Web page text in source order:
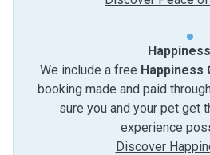
Happiness
We include a free Happiness
booking made and paid
sure you and your pet get
experience
Discover